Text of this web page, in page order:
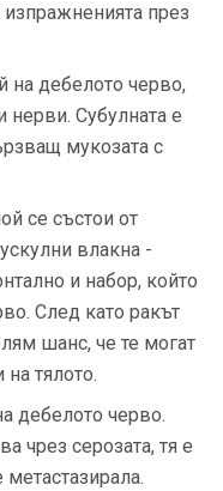
през
на дебелото черво,
нерви. Субулната е
мукозата с
се състои от
влакна -
и набор, който
След като ракът
шанс, че те могат
на тялото.
дебелото черво.
чрез серозата, тя е